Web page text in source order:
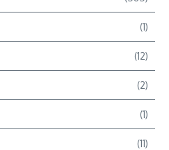
(1)
(12)
(2)
(1)
(11)